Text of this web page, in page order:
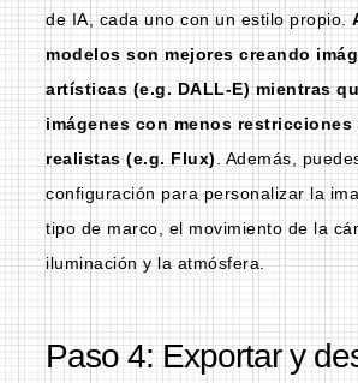
de IA, cada uno con un estilo propio.
modelos son mejores creando
artísticas (e.g. DALL-E) mientras
imágenes con menos restricciones
realistas (e.g. Flux) . Además,
configuración para personalizar la
tipo de marco, el movimiento de la
iluminación y la atmósfera.
Paso 4: Exportar y